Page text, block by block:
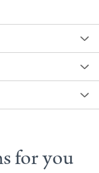
for you